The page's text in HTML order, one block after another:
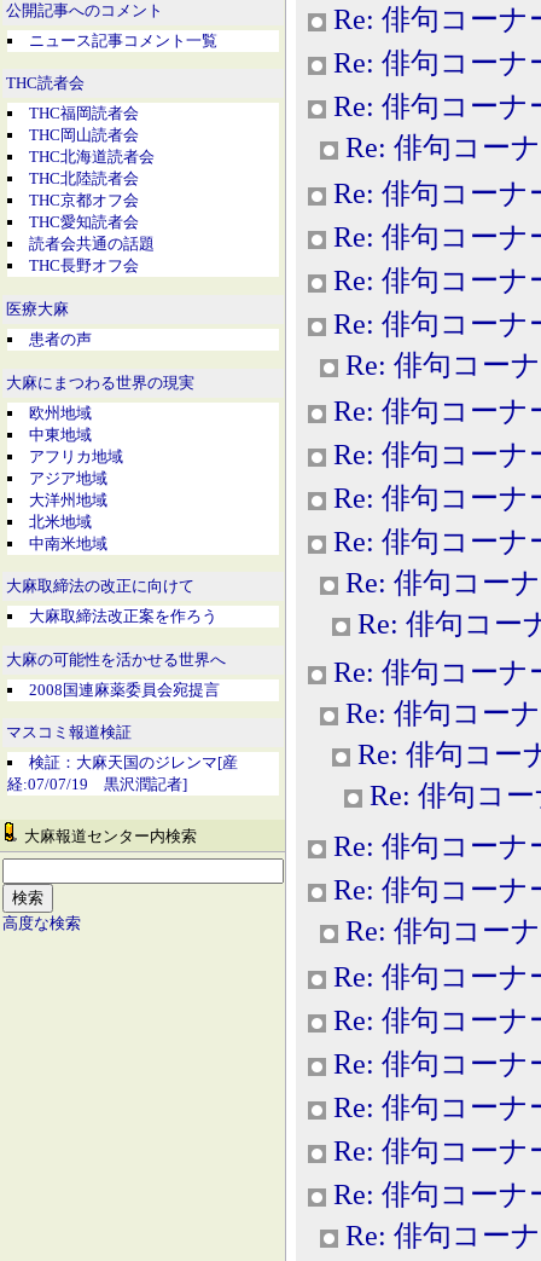
公開記事へのコメント
ニュース記事コメント一覧
THC読者会
THC福岡読者会
THC岡山読者会
THC北海道読者会
THC北陸読者会
THC京都オフ会
THC愛知読者会
読者会共通の話題
THC長野オフ会
医療大麻
患者の声
大麻にまつわる世界の現実
欧州地域
中東地域
アフリカ地域
アジア地域
大洋州地域
北米地域
中南米地域
大麻取締法の改正に向けて
大麻取締法改正案を作ろう
大麻の可能性を活かせる世界へ
2008国連麻薬委員会宛提言
マスコミ報道検証
検証：大麻天国のジレンマ[産
経:07/07/19 黒沢潤記者]
大麻報道センター内検索
高度な検索
Re: 俳句コーナ
Re: 俳句コーナ
Re: 俳句コーナ
Re: 俳句コー
Re: 俳句コーナ
Re: 俳句コーナ
Re: 俳句コーナ
Re: 俳句コーナ
Re: 俳句コー
Re: 俳句コーナ
Re: 俳句コーナ
Re: 俳句コーナ
Re: 俳句コーナ
Re: 俳句コー
Re: 俳句コー
Re: 俳句コーナ
Re: 俳句コー
Re: 俳句コー
Re: 俳句コ
Re: 俳句コーナ
Re: 俳句コーナ
Re: 俳句コー
Re: 俳句コーナ
Re: 俳句コーナ
Re: 俳句コーナ
Re: 俳句コーナ
Re: 俳句コーナ
Re: 俳句コーナ
Re: 俳句コー